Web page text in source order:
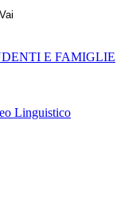
E FAMIGLIE
Linguistico